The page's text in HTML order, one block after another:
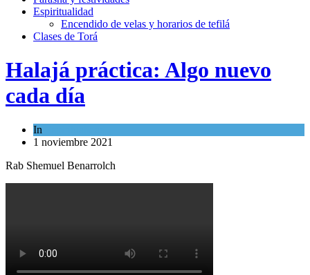
Espiritualidad
Encendido de velas y horarios de tefilá
Clases de Torá
Halajá práctica: Algo nuevo
cada día
In
1 noviembre 2021
Rab Shemuel Benarrolch